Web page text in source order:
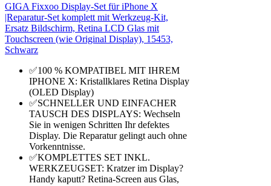
GIGA Fixxoo Display-Set für iPhone X
|Reparatur-Set komplett mit Werkzeug-Kit,
Ersatz Bildschirm, Retina LCD Glas mit
Touchscreen (wie Original Display), 15453,
Schwarz
✅100 % KOMPATIBEL MIT IHREM
IPHONE X: Kristallklares Retina Display
(OLED Display)
✅SCHNELLER UND EINFACHER
TAUSCH DES DISPLAYS: Wechseln
Sie in wenigen Schritten Ihr defektes
Display. Die Reparatur gelingt auch ohne
Vorkenntnisse.
✅KOMPLETTES SET INKL.
WERKZEUGSET: Kratzer im Display?
Handy kaputt? Retina-Screen aus Glas,